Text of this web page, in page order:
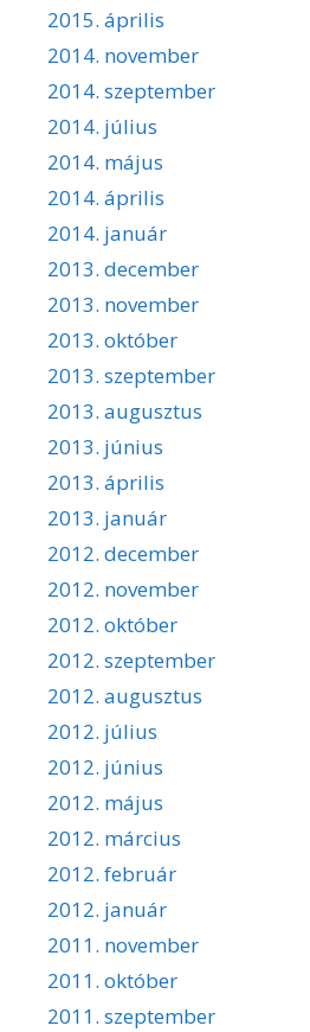
2015. április
2014. november
2014. szeptember
2014. július
2014. május
2014. április
2014. január
2013. december
2013. november
2013. október
2013. szeptember
2013. augusztus
2013. június
2013. április
2013. január
2012. december
2012. november
2012. október
2012. szeptember
2012. augusztus
2012. július
2012. június
2012. május
2012. március
2012. február
2012. január
2011. november
2011. október
2011. szeptember